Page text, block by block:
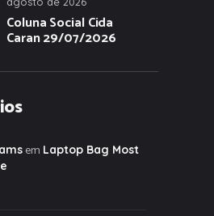
Coluna Social Cida
Caran 29/07/2026
em Laptop Bag Most